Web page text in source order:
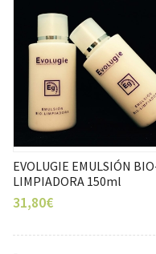
EVOLUGIE EMULSIÓN
LIMPIADORA 150ml
31,80€